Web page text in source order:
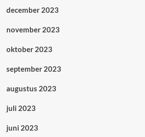
december 2023
november 2023
oktober 2023
september 2023
augustus 2023
juli 2023
juni 2023